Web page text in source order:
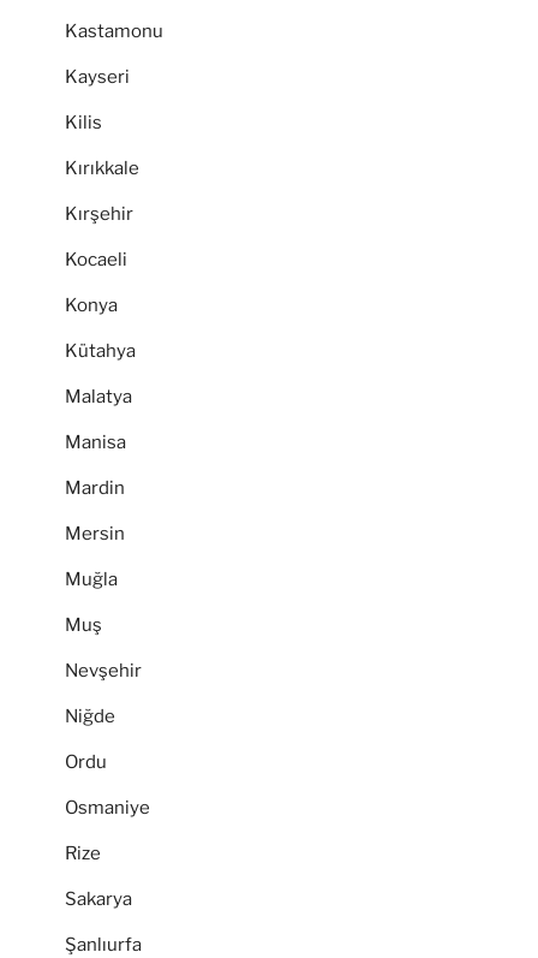
Kastamonu
Kayseri
Kilis
Kırıkkale
Kırşehir
Kocaeli
Konya
Kütahya
Malatya
Manisa
Mardin
Mersin
Muğla
Muş
Nevşehir
Niğde
Ordu
Osmaniye
Rize
Sakarya
Şanlıurfa